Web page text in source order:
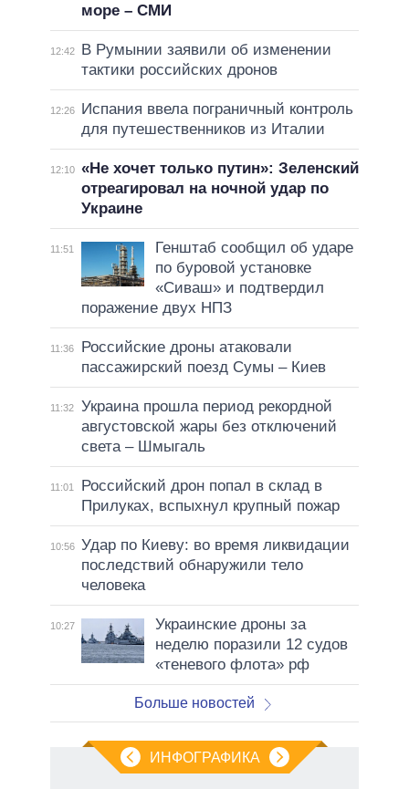
море – СМИ
12:42
В Румынии заявили об изменении
тактики российских дронов
12:26
Испания ввела пограничный контроль
для путешественников из Италии
12:10 «Не хочет только путин»: Зеленский
отреагировал на ночной удар по
Украине
11:51
Генштаб сообщил об ударе
по буровой установке
«Сиваш» и подтвердил
поражение двух НПЗ
11:36
Российские дроны атаковали
пассажирский поезд Сумы – Киев
11:32
Украина прошла период рекордной
августовской жары без отключений
света – Шмыгаль
11:01
Российский дрон попал в склад в
Прилуках, вспыхнул крупный пожар
10:56 Удар по Киеву: во время ликвидации
последствий обнаружили тело
человека
10:27
Украинские дроны за
неделю поразили 12 судов
«теневого флота» рф
Больше новостей
ИНФОГРАФИКА